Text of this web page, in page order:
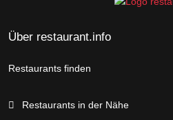
Über restaurant.info
Restaurants finden
Restaurants in der Nähe